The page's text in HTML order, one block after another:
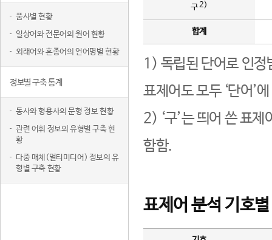
품사별 현황
일상어와 전문어의 원어 현황
외래어와 혼종어의 언어명별 현황
정보별 구축 통계
동사와 형용사의 문형 정보 현황
관련 어휘 정보의 유형별 구축 현
황
다중 매체(멀티미디어) 정보의 유
형별 구축 현황
구2)
합계
1) 독립된 단어로 인정
표제어도 모두 ‘단어’
2) ‘구’는 띄어 쓴 표
함함.
표제어 분석 기호